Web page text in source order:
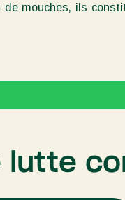
de mouches, ils
lutte